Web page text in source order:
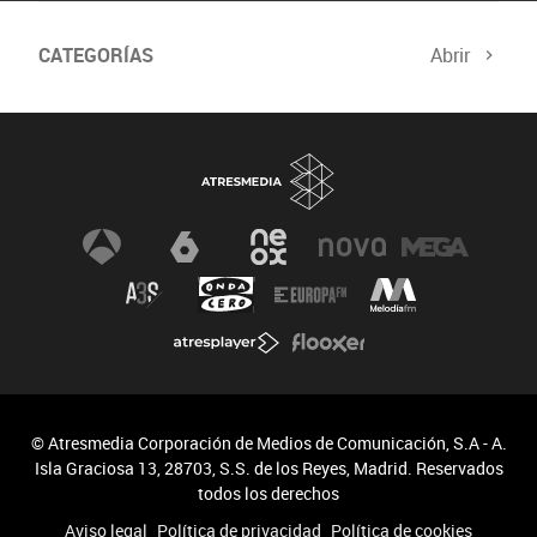
CATEGORÍAS Abrir
Comité de Expertos Curso verificación digital
Newsletter
© Atresmedia Corporación de Medios de Comunicación, S.A - A.
Isla Graciosa 13, 28703, S.S. de los Reyes, Madrid. Reservados
todos los derechos
Aviso legal Política de privacidad Política de cookies